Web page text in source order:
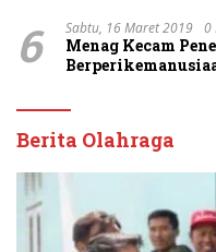
6 Sabtu, 16 Maret 2019 0
Menag Kecam
Berita Olahraga